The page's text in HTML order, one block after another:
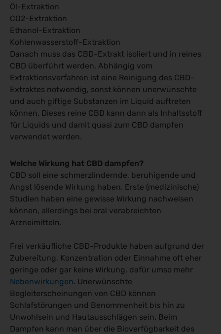
Öl-Extraktion
CO2-Extraktion
Ethanol-Extraktion
Kohlenwasserstoff-Extraktion
Danach muss das CBD-Extrakt isoliert und in reines
CBD überführt werden. Abhängig vom
Extraktionsverfahren ist eine Reinigung des CBD-
Extraktes notwendig, sonst können unerwünschte
und auch giftige Substanzen im Liquid auftreten
können. Dieses reine CBD kann dann als Inhaltsstoff
für Liquids und damit quasi zum CBD dampfen
verwendet werden.
Welche Wirkung hat CBD dampfen?
CBD soll eine schmerzlindernde, beruhigende und
Angst lösende Wirkung haben. Erste (medizinische)
Studien haben eine gewisse Wirkung nachweisen
können, allerdings bei oral verabreichten
Arzneimitteln.
Frei verkäufliche CBD-Produkte haben aufgrund der
Zubereitung, Konzentration oder Einnahme oft eher
geringe oder gar keine Wirkung, dafür umso mehr
Nebenwirkungen. Unerwünschte
Begleiterscheinungen von CBD können
Schlafstörungen und Benommenheit bis hin zu
Unwohlsein und Hautausschlägen sein. Beim
Dampfen kann man über die Bioverfügbarkeit des